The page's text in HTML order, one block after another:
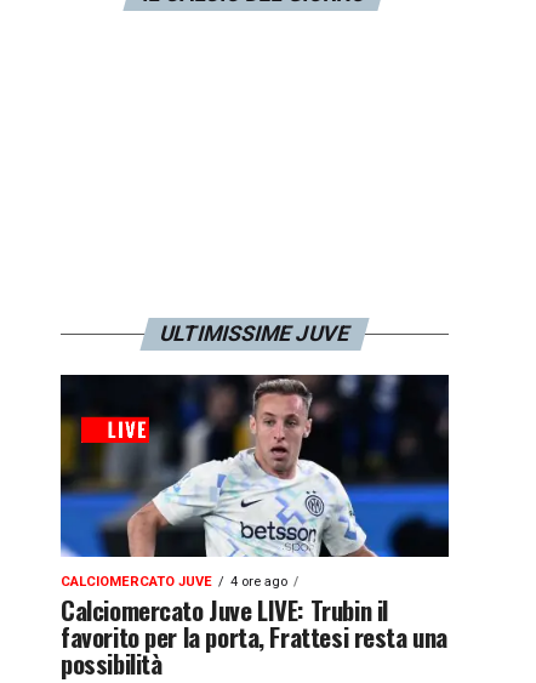
ULTIMISSIME JUVE
CALCIOMERCATO JUVE 4 ore ago
Calciomercato Juve LIVE: Trubin il
favorito per la porta, Frattesi resta una
possibilità